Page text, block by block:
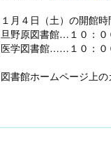
１月４日（土）の開館時
旦野原図書館…１０：０
医学図書館……１０：０
図書館ホームページ上の